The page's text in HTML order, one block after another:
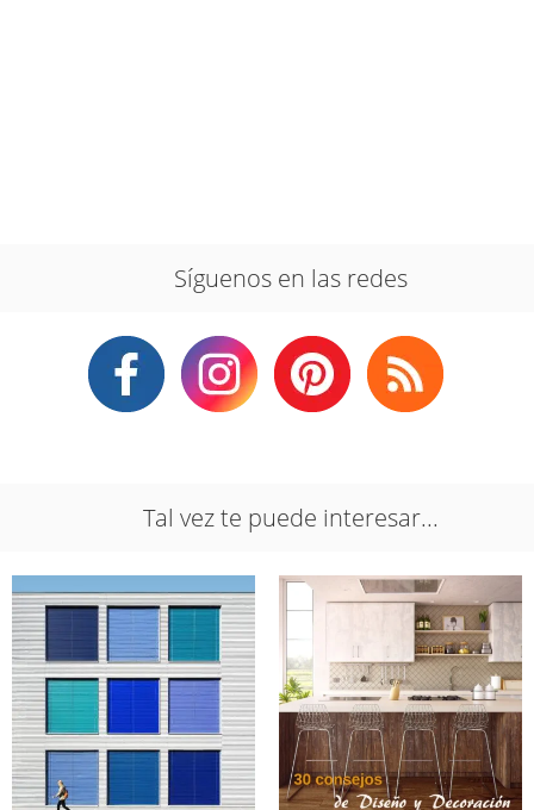
Síguenos en las redes
Tal vez te puede interesar...